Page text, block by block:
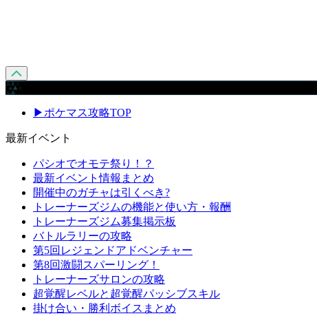
攻略 メニュー
▶ポケマス攻略TOP
最新イベント
パシオでオモテ祭り！？
最新イベント情報まとめ
開催中のガチャは引くべき?
トレーナーズジムの機能と使い方・報酬
トレーナーズジム募集掲示板
バトルラリーの攻略
第5回レジェンドアドベンチャー
第8回激闘スパーリング！
トレーナーズサロンの攻略
超覚醒レベルと超覚醒パッシブスキル
掛け合い・勝利ボイスまとめ